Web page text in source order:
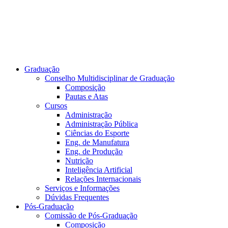
Graduação
Conselho Multidisciplinar de Graduação
Composição
Pautas e Atas
Cursos
Administração
Administração Pública
Ciências do Esporte
Eng. de Manufatura
Eng. de Produção
Nutrição
Inteligência Artificial
Relações Internacionais
Serviços e Informações
Dúvidas Frequentes
Pós-Graduação
Comissão de Pós-Graduação
Composição